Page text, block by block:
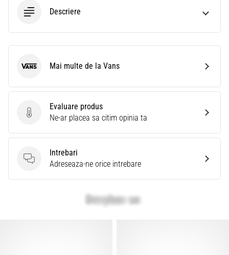
Descriere
Evaluare produs
Evaluare produs
Ne-ar placea sa citim opinia ta
Intrebari
Intrebari
Adreseaza-ne orice intrebare
Vans Mai multe de la Vans